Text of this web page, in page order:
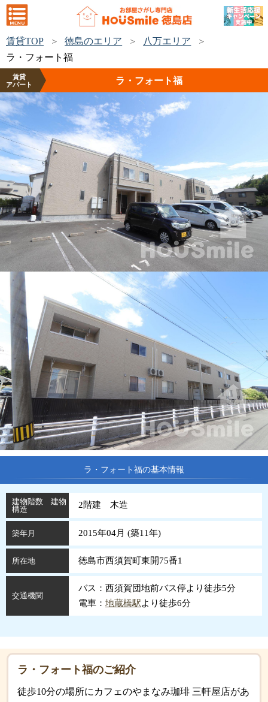
賃貸TOP 徳島のエリア
八万エリア
ラ・フォート福
賃貸
アパート
ラ・フォート福
ラ・フォート福の基本情報
建物階数 建物
構造
2階建 木造
築年月 2015年04月 (築11年)
所在地 徳島市西須賀町東開75番1
交通機関
バス：西須賀団地前バス停より徒歩5分
電車： 地蔵橋駅より徒歩6分
ラ・フォート福のご紹介
徒歩10分の場所にカフェのやまなみ珈琲 三軒屋店があ